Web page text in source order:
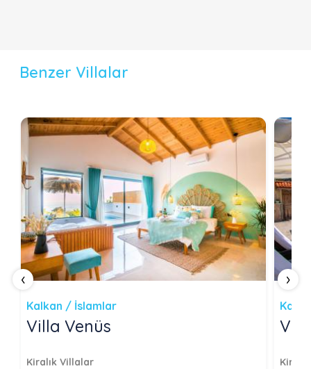
Benzer Villalar
Kalkan / İslamlar
Villa Venüs
Kiralık Villalar
‹ ›